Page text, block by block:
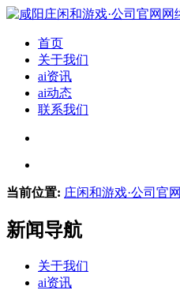
首页
关于我们
ai资讯
ai动态
联系我们
当前位置: 庄闲和游戏·公司官网
新闻导航
关于我们
ai资讯